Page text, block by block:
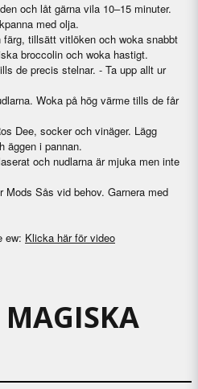
och låt gärna vila 10–15 minuter.
med olja.
tillsätt vitlöken och woka snabbt
broccolin och woka hastigt.
de precis stelnar. - Ta upp allt ur
Woka på hög värme tills de får
Dee, socker och vinäger. Lägg
äggen i pannan.
och nudlarna är mjuka men inte
Sås vid behov. Garnera med
ew: Klicka här för video